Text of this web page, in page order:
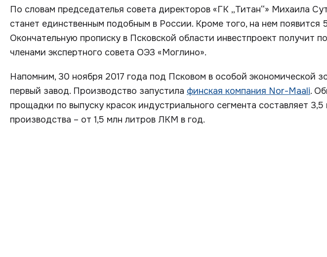
По словам председателья совета директоров «ГК „Титан“» Михаила
станет единственным подобным в России. Кроме того, на нем появится
Окончательную прописку в Псковской области инвестпроект получит
членами экспертного совета ОЭЗ «Моглино».
Напомним, 30 ноября 2017 года под Псковом в особой экономической
первый завод. Производство запустила финская компания Nor-Maali.
прощадки по выпуску красок индустриального сегмента составляет
производства – от 1,5 млн литров ЛКМ в год.